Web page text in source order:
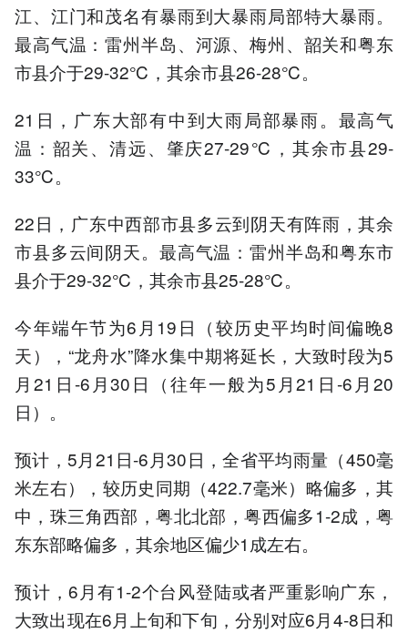
江、江门和茂名有暴雨到大暴雨局部特大暴雨。
最高气温：雷州半岛、河源、梅州、韶关和粤东
市县介于29-32℃，其余市县26-28℃。
21日，广东大部有中到大雨局部暴雨。最高气
温：韶关、清远、肇庆27-29℃，其余市县29-
33℃。
22日，广东中西部市县多云到阴天有阵雨，其余
市县多云间阴天。最高气温：雷州半岛和粤东市
县介于29-32℃，其余市县25-28℃。
今年端午节为6月19日（较历史平均时间偏晚8
天），“龙舟水”降水集中期将延长，大致时段为5
月21日-6月30日（往年一般为5月21日-6月20
日）。
预计，5月21日-6月30日，全省平均雨量（450毫
米左右），较历史同期（422.7毫米）略偏多，其
中，珠三角西部，粤北北部，粤西偏多1-2成，粤
东东部略偏多，其余地区偏少1成左右。
预计，6月有1-2个台风登陆或者严重影响广东，
大致出现在6月上旬和下旬，分别对应6月4-8日和